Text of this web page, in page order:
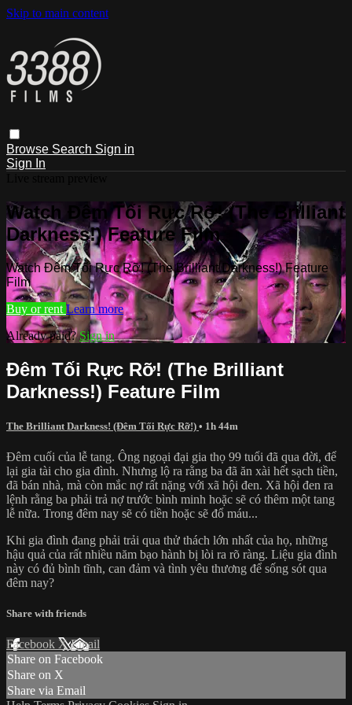
Skip to main content
Browse Search Sign in
Sign In
Watch Đêm Tối Rực Rỡ! (The Brilliant
Darkness!) Feature Film
Watch Đêm Tối Rực Rỡ! (The Brilliant Darkness!) Feature
Film
Buy or rent Learn more
Already paid?Sign in
Đêm Tối Rực Rỡ! (The Brilliant
Darkness!) Feature Film
The Brilliant Darkness! (Đêm Tối Rực Rỡ!) • 1h 44m
Đêm cuối của lễ tang. Ông ngoại đại gia thọ 99 tuổi đã qua đời, để
lại gia tài cho gia đình. Nhưng lộ ra rằng ba đã ăn xài hết sạch tiền,
đã bán nhà, mà còn mắc nợ rất nặng với xã hội đen. Xã hội đen ra
lệnh rằng ba phải trả nợ trước bình minh hoặc sẽ có thêm một tang
lễ nữa. Trong đêm nay sẽ có tiền hoặc sẽ đổ máu...
Khi gia đình đang phải trải qua thử thách lớn nhất của họ, những
hậu quả của rất nhiều năm bạo hành bị lòi ra rõ ràng. Liệu gia đình
này có đủ bình tĩnh, can đảm và tình yêu thương để sống sót qua
đêm nay?
Share with friends
Facebook XEmail
Share on Facebook
Share on X
Share via Email